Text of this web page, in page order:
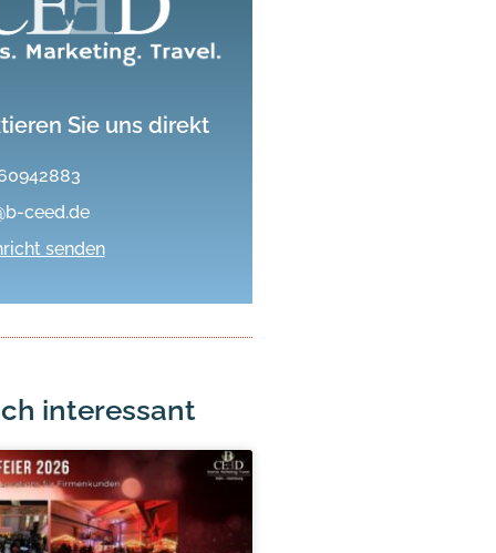
Sie uns direkt
ceed.de
senden
interessant